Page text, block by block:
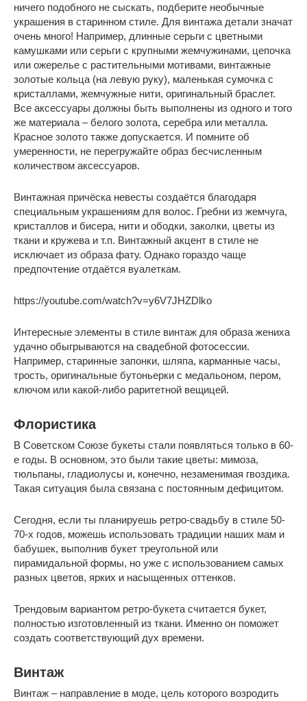
ничего подобного не сыскать, подберите необычные
украшения в старинном стиле. Для винтажа детали значат
очень много! Например, длинные серьги с цветными
камушками или серьги с крупными жемчужинами, цепочка
или ожерелье с растительными мотивами, винтажные
золотые кольца (на левую руку), маленькая сумочка с
кристаллами, жемчужные нити, оригинальный браслет.
Все аксессуары должны быть выполнены из одного и того
же материала – белого золота, серебра или металла.
Красное золото также допускается. И помните об
умеренности, не перегружайте образ бесчисленным
количеством аксессуаров.
Винтажная причёска невесты создаётся благодаря
специальным украшениям для волос. Гребни из жемчуга,
кристаллов и бисера, нити и ободки, заколки, цветы из
ткани и кружева и т.п. Винтажный акцент в стиле не
исключает из образа фату. Однако гораздо чаще
предпочтение отдаётся вуалеткам.
https://youtube.com/watch?v=y6V7JHZDlko
Интересные элементы в стиле винтаж для образа жениха
удачно обыгрываются на свадебной фотосессии.
Например, старинные запонки, шляпа, карманные часы,
трость, оригинальные бутоньерки с медальоном, пером,
ключом или какой-либо раритетной вещицей.
Флористика
В Советском Союзе букеты стали появляться только в 60-
е годы. В основном, это были такие цветы: мимоза,
тюльпаны, гладиолусы и, конечно, незаменимая гвоздика.
Такая ситуация была связана с постоянным дефицитом.
Сегодня, если ты планируешь ретро-свадьбу в стиле 50-
70-х годов, можешь использовать традиции наших мам и
бабушек, выполнив букет треугольной или
пирамидальной формы, но уже с использованием самых
разных цветов, ярких и насыщенных оттенков.
Трендовым вариантом ретро-букета считается букет,
полностью изготовленный из ткани. Именно он поможет
создать соответствующий дух времени.
Винтаж
Винтаж – направление в моде, цель которого возродить